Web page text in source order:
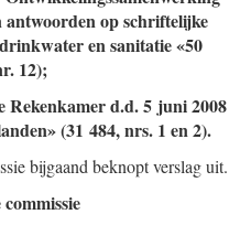
antwoorden op schriftelijke
en sanitatie «50
12);
Rekenkamer d.d. 5 juni 2008
(31 484, nrs. 1 en 2).
bijgaand beknopt verslag uit.